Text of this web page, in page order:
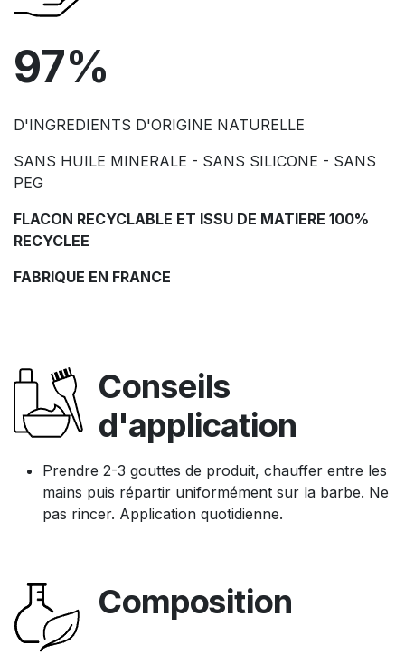
97%
D'INGREDIENTS D'ORIGINE NATURELLE
SANS HUILE MINERALE - SANS SILICONE - SANS
PEG
FLACON RECYCLABLE ET ISSU DE MATIERE 100%
RECYCLEE
FABRIQUE EN FRANCE
Conseils
d'application
Prendre 2-3 gouttes de produit, chauffer entre les
mains puis répartir uniformément sur la barbe. Ne
pas rincer. Application quotidienne.
Composition